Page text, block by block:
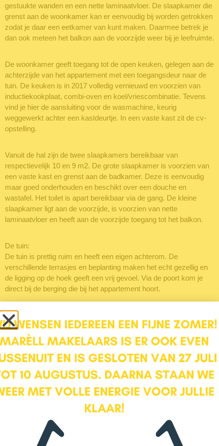
gestuukte wanden en een nette laminaatvloer. De slaapkamer die
grenst aan de woonkamer kan er eenvoudig bij worden getrokken
zodat je daar een eetkamer van kunt maken. Daarmee betrek je
dan ook meteen het balkon aan de voorzijde weer bij je leefruimte.
De woonkamer geeft toegang tot de open keuken, gelegen aan de
achterzijde van het appartement met een toegangsdeur naar de
tuin. De keuken is in 2017 volledig vernieuwd en voorzien van
inductiekookplaat, combi-oven en koel/vriescombinatie. Tevens
vind je hier de aansluiting voor de wasmachine, keurig
weggewerkt achter een kastdeurtje. In een vaste kast zit de cv-
opstelling.
Vanuit de hal zijn de twee slaapkamers bereikbaar van
respectievelijk 10 en 9 m2. De grote slaapkamer is voorzien van
een vaste kast en grenst aan de badkamer. Deze is eenvoudig
maar goed onderhouden en beschikt over een douche en
wastafel. Het toilet is apart bereikbaar via de gang. De kleine
slaapkamer ligt aan de voorzijde, is voorzien van nette
laminaatvloer en heeft aan de voorzijde toegang tot het balkon.
De tuin:
De tuin is prettig ruim en heeft een eigen achterom. De
verschillende terrasjes en beplanting maken het echt gezellig en
de ligging op de hoek geeft een vrij gevoel. Via de poort kom je
direct bij de berging die bij het appartement hoort.
De VVE:
Er is een gezonde en actieve VvE, de servicekosten bedragen €
154,40 per maand. Het complex is goed onderhouden en de
woning heeft energielabel C.
Wat maakt Fahrenheitstraat 52A je nieuwe thuis:
– Dé kans om als starter in de wijk Leusderkwartier te wonen
– Twee slaapkamers of een riante woon/eetkamer
naast je tuin.
– Parkeren voor de deur